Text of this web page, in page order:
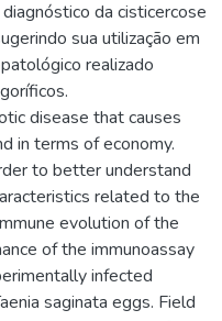
da cisticercose
sua utilização em
realizado
disease that causes
in terms of economy.
to better understand
related to the
evolution of the
of the immunoassay
infected
saginata eggs. Field